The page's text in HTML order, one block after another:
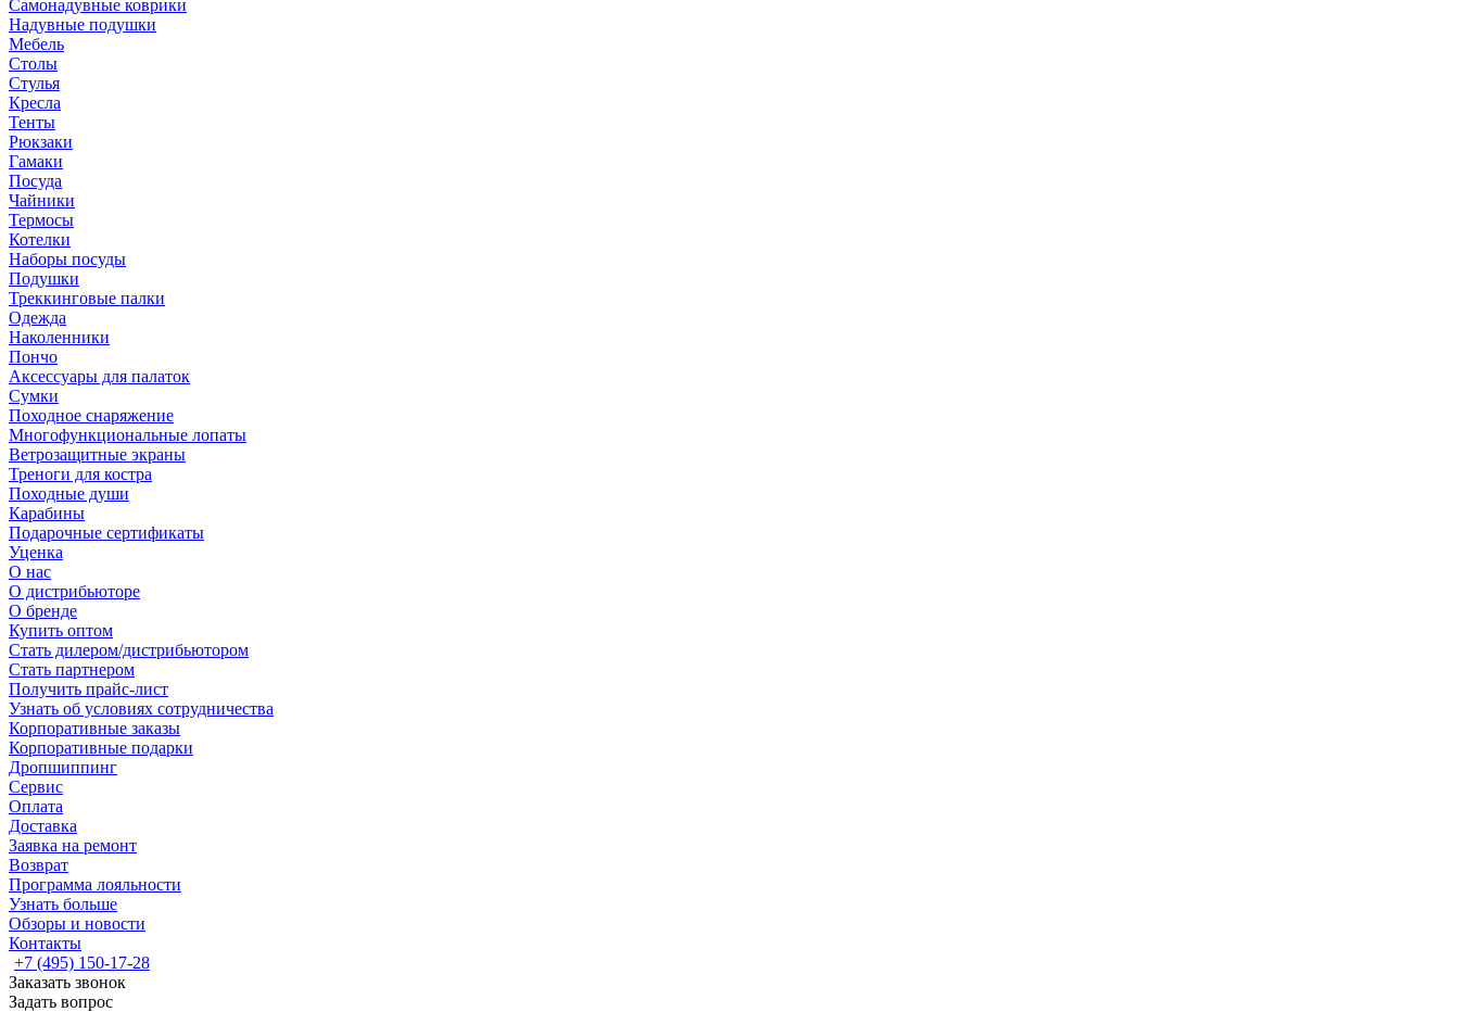
Самонадувные коврики
Надувные подушки
Мебель
Столы
Стулья
Кресла
Тенты
Рюкзаки
Гамаки
Посуда
Чайники
Термосы
Котелки
Наборы посуды
Подушки
Треккинговые палки
Одежда
Наколенники
Пончо
Аксессуары для палаток
Сумки
Походное снаряжение
Многофункциональные лопаты
Ветрозащитные экраны
Треноги для костра
Походные души
Карабины
Подарочные сертификаты
Уценка
О нас
О дистрибьюторе
О бренде
Купить оптом
Стать дилером/дистрибьютором
Стать партнером
Получить прайс-лист
Узнать об условиях сотрудничества
Корпоративные заказы
Корпоративные подарки
Дропшиппинг
Сервис
Оплата
Доставка
Заявка на ремонт
Возврат
Программа лояльности
Узнать больше
Обзоры и новости
Контакты
+7 (495) 150-17-28
Заказать звонок
Задать вопрос